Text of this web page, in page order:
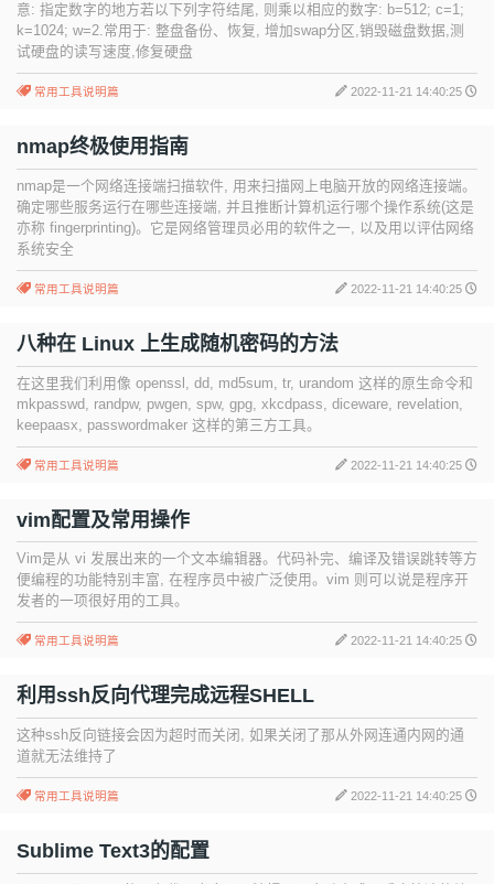
意: 指定数字的地方若以下列字符结尾, 则乘以相应的数字: b=512; c=1;
k=1024; w=2.常用于: 整盘备份、恢复, 增加swap分区,销毁磁盘数据,测
试硬盘的读写速度,修复硬盘
常用工具说明篇 2022-11-21 14:40:25
nmap终极使用指南
nmap是一个网络连接端扫描软件, 用来扫描网上电脑开放的网络连接端。
确定哪些服务运行在哪些连接端, 并且推断计算机运行哪个操作系统(这是
亦称 fingerprinting)。它是网络管理员必用的软件之一, 以及用以评估网络
系统安全
常用工具说明篇 2022-11-21 14:40:25
八种在 Linux 上生成随机密码的方法
在这里我们利用像 openssl, dd, md5sum, tr, urandom 这样的原生命令和
mkpasswd, randpw, pwgen, spw, gpg, xkcdpass, diceware, revelation,
keepaasx, passwordmaker 这样的第三方工具。
常用工具说明篇 2022-11-21 14:40:25
vim配置及常用操作
Vim是从 vi 发展出来的一个文本编辑器。代码补完、编译及错误跳转等方
便编程的功能特别丰富, 在程序员中被广泛使用。vim 则可以说是程序开
发者的一项很好用的工具。
常用工具说明篇 2022-11-21 14:40:25
利用ssh反向代理完成远程SHELL
这种ssh反向链接会因为超时而关闭, 如果关闭了那从外网连通内网的通
道就无法维持了
常用工具说明篇 2022-11-21 14:40:25
Sublime Text3的配置